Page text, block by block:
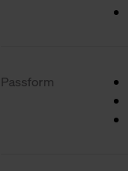
Passform